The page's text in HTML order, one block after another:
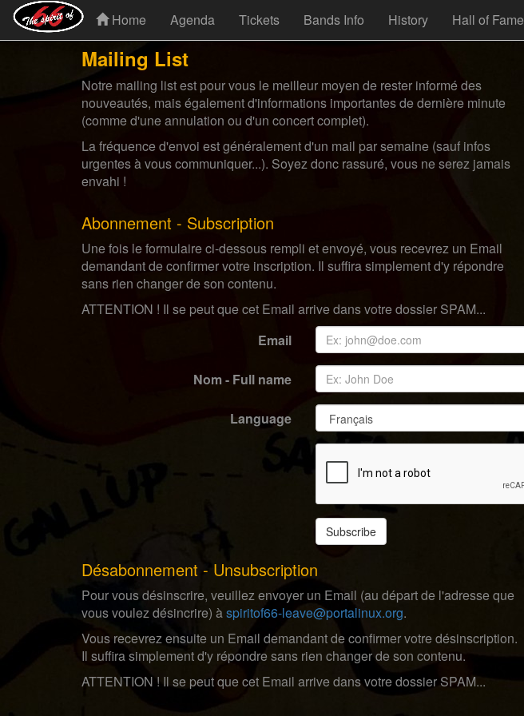
Home Agenda Tickets Bands Info History Hall of Fame
Mailing List
Notre mailing list est pour vous le meilleur moyen de rester informé des
nouveautés, mais également d'informations importantes de dernière minute
(comme d'une annulation ou d'un concert complet).
La fréquence d'envoi est généralement d'un mail par semaine (sauf infos
urgentes à vous communiquer...). Soyez donc rassuré, vous ne serez jamais
envahi !
Abonnement - Subscription
Une fois le formulaire ci-dessous rempli et envoyé, vous recevrez un Email
demandant de confirmer votre inscription. Il suffira simplement d'y répondre
sans rien changer de son contenu.
ATTENTION ! Il se peut que cet Email arrive dans votre dossier SPAM...
Email
Nom - Full name
Language
Subscribe
Désabonnement - Unsubscription
Pour vous désinscrire, veuillez envoyer un Email (au départ de l'adresse que
vous voulez désincrire) àspiritof66-leave@portalinux.org.
Vous recevrez ensuite un Email demandant de confirmer votre désinscription.
Il suffira simplement d'y répondre sans rien changer de son contenu.
ATTENTION ! Il se peut que cet Email arrive dans votre dossier SPAM...